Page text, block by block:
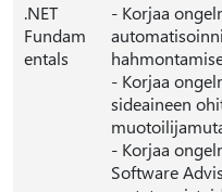
.NET
Fundam
entals
- Korjaa
- Korjaa
sideaineen
- Korjaa
Software